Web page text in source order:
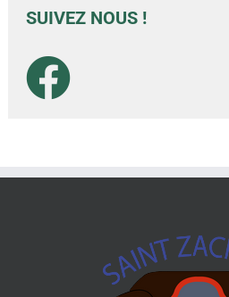
SUIVEZ NOUS !